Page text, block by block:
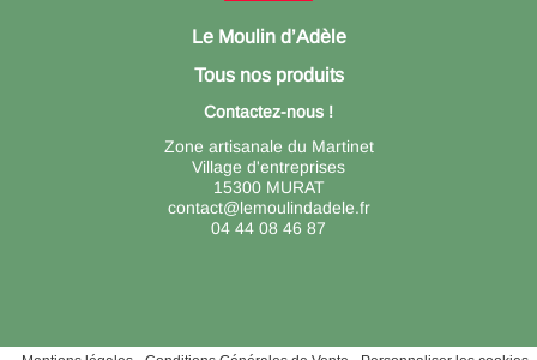
Le Moulin d’Adèle
Tous nos produits
Contactez-nous !
Zone artisanale du Martinet
Village d'entreprises
15300 MURAT
contact@lemoulindadele.fr
04 44 08 46 87